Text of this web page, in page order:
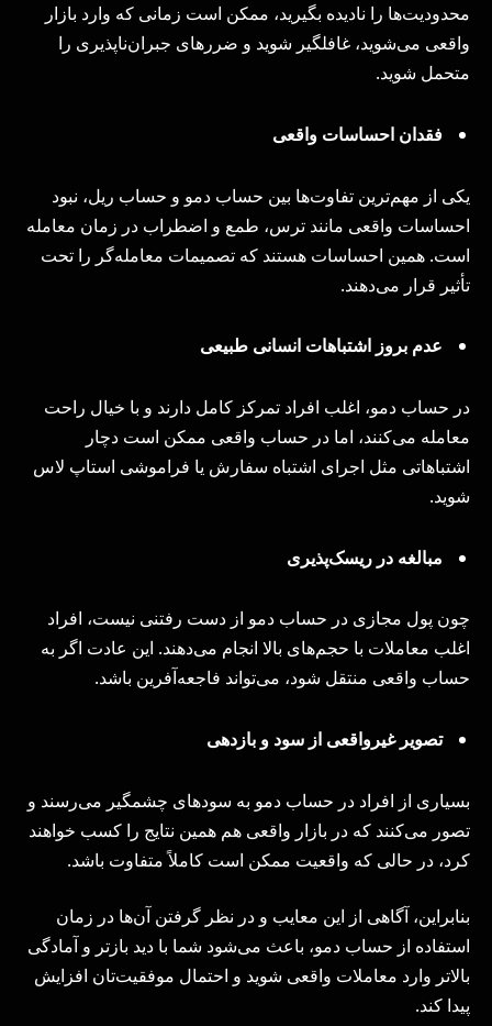
محدودیت‌ها را نادیده بگیرید، ممکن است زمانی که وارد بازار
واقعی می‌شوید، غافلگیر شوید و ضررهای جبران‌ناپذیری را
متحمل شوید.
فقدان احساسات واقعی
یکی از مهم‌ترین تفاوت‌ها بین حساب دمو و حساب ریل، نبود
احساسات واقعی مانند ترس، طمع و اضطراب در زمان معامله
است. همین احساسات هستند که تصمیمات معامله‌گر را تحت
تأثیر قرار می‌دهند.
عدم بروز اشتباهات انسانی طبیعی
در حساب دمو، اغلب افراد تمرکز کامل دارند و با خیال راحت
معامله می‌کنند، اما در حساب واقعی ممکن است دچار
اشتباهاتی مثل اجرای اشتباه سفارش یا فراموشی استاپ لاس
شوید.
مبالغه در ریسک‌پذیری
چون پول مجازی در حساب دمو از دست رفتنی نیست، افراد
اغلب معاملات با حجم‌های بالا انجام می‌دهند. این عادت اگر به
حساب واقعی منتقل شود، می‌تواند فاجعه‌آفرین باشد.
تصویر غیرواقعی از سود و بازدهی
بسیاری از افراد در حساب دمو به سودهای چشمگیر می‌رسند و
تصور می‌کنند که در بازار واقعی هم همین نتایج را کسب خواهند
کرد، در حالی که واقعیت ممکن است کاملاً متفاوت باشد.
بنابراین، آگاهی از این معایب و در نظر گرفتن آن‌ها در زمان
استفاده از حساب دمو، باعث می‌شود شما با دید بازتر و آمادگی
بالاتر وارد معاملات واقعی شوید و احتمال موفقیت‌تان افزایش
پیدا کند.